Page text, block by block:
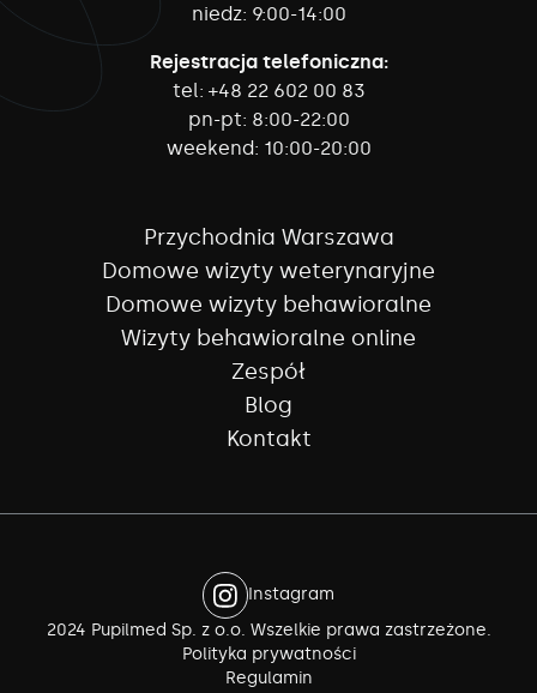
niedz: 9:00-14:00
Rejestracja telefoniczna:
tel: +48 22 602 00 83
pn-pt: 8:00-22:00
weekend: 10:00-20:00
Przychodnia Warszawa
Domowe wizyty weterynaryjne
Domowe wizyty behawioralne
Wizyty behawioralne online
Zespół
Blog
Kontakt
Instagram
2024 Pupilmed Sp. z o.o. Wszelkie prawa zastrzeżone.
Polityka prywatności
Regulamin